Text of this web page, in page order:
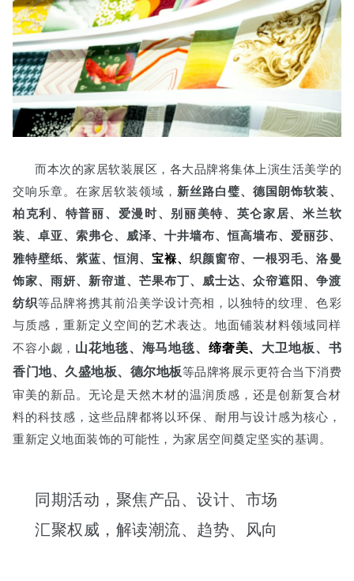
而本次的家居软装展区，各大品牌将集体上演生活美学的
交响乐章。在家居软装领域， 新丝路白璧、德国朗饰软装、
柏克利、特普丽、爱漫时、别丽美特、英仑家居、米兰软
装、卓亚、索弗仑、威泽、十井墙布、恒高墙布、爱丽莎、
雅特壁纸、紫蓝、恒润、宝褓、织颜窗帘、一根羽毛、洛曼
饰家、雨妍、新帘道、芒果布丁、威士达、众帘遮阳、争渡
纺织等品牌将携其前沿美学设计亮相，以独特的纹理、色彩
与质感，重新定义空间的艺术表达。地面铺装材料领域同样
不容小觑， 山花地毯、海马地毯、 缔奢美、 大卫地板、书
香门地、久盛地板、德尔地板等品牌将展示更符合当下消费
审美的新品。无论是天然木材的温润质感，还是创新复合材
料的科技感，这些品牌都将以环保、耐用与设计感为核心，
重新定义地面装饰的可能性，为家居空间奠定坚实的基调。
同期活动，聚焦产品、设计、市场
汇聚权威，解读潮流、趋势、风向